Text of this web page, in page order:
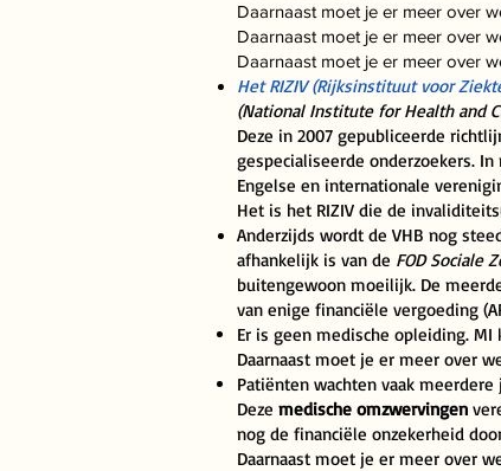
Daarnaast moet je er meer over
Daarnaast moet je er meer over
Daarnaast moet je er meer over
Het RIZIV(Rijksinstituut voor
(National Institute for Health and
Deze in 2007 gepubliceerde
gespecialiseerde onderzoekers.
Engelse en internationale
Het is het RIZIV die de
Anderzijds wordt de VHB nog
afhankelijk is van de FOD Sociale
buitengewoon moeilijk. De
van enige financiële vergoeding
Er is geen medische opleiding.
Daarnaast moet je er meer over
Patiënten wachten vaak
Deze medische omzwervingen
nog de financiële onzekerheid
Daarnaast moet je er meer over